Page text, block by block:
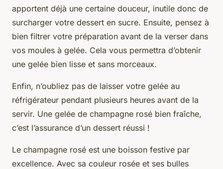
apportent déjà une certaine douceur, inutile donc de
surcharger votre dessert en sucre. Ensuite, pensez à
bien filtrer votre préparation avant de la verser dans
vos moules à gelée. Cela vous permettra d’obtenir
une gelée bien lisse et sans morceaux.
Enfin, n’oubliez pas de laisser votre gelée au
réfrigérateur pendant plusieurs heures avant de la
servir. Une gelée de champagne rosé bien fraîche,
c’est l’assurance d’un dessert réussi !
Le champagne rosé est une boisson festive par
excellence. Avec sa couleur rosée et ses bulles